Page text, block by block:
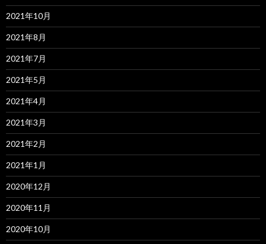
2021年10月
2021年8月
2021年7月
2021年5月
2021年4月
2021年3月
2021年2月
2021年1月
2020年12月
2020年11月
2020年10月